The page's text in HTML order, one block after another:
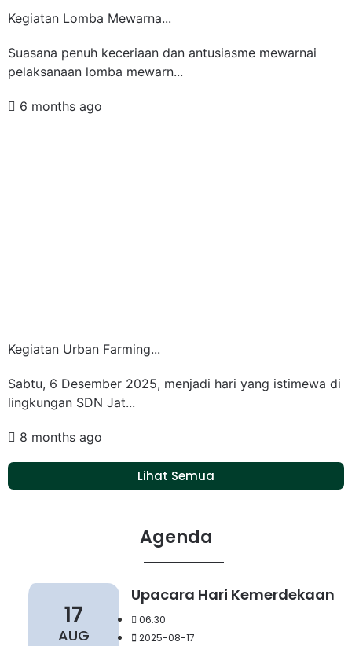
Kegiatan Lomba Mewarna...
Suasana penuh keceriaan dan antusiasme mewarnai
pelaksanaan lomba mewarn...
6 months ago
Kegiatan Urban Farming...
Sabtu, 6 Desember 2025, menjadi hari yang istimewa di
lingkungan SDN Jat...
8 months ago
Lihat Semua
Agenda
17
AUG
Upacara Hari Kemerdekaan
06:30
2025-08-17